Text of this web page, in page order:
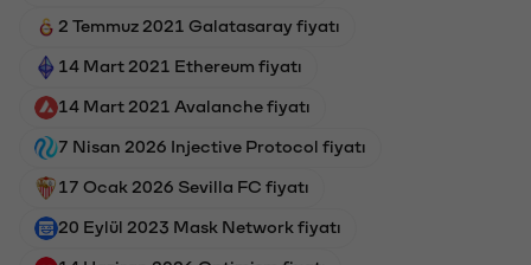
2 Temmuz 2021 Galatasaray fiyatı
14 Mart 2021 Ethereum fiyatı
14 Mart 2021 Avalanche fiyatı
7 Nisan 2026 Injective Protocol fiyatı
17 Ocak 2026 Sevilla FC fiyatı
20 Eylül 2023 Mask Network fiyatı